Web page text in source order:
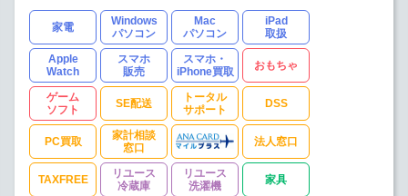
家電
Windows
パソコン
Mac
パソコン
iPad
取扱
Apple
Watch
スマホ
販売
スマホ・
iPhone買取
おもちゃ
ゲーム
ソフト
SE配送
トータル
サポート
DSS
PC買取
家計相談
窓口
法人窓口
TAXFREE
リユース
冷蔵庫
リユース
洗濯機
家具